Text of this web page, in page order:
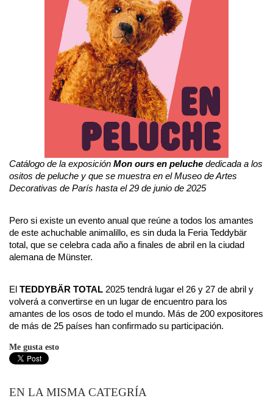
Catálogo de la exposición Mon ours en peluche dedicada a los
ositos de peluche y que se muestra en el Museo de Artes
Decorativas de París hasta el 29 de junio de 2025
Pero si existe un evento anual que reúne a todos los amantes
de este achuchable animalillo, es sin duda la Feria Teddybär
total, que se celebra cada año a finales de abril en la ciudad
alemana de Münster.
El TEDDYBÄR TOTAL 2025 tendrá lugar el 26 y 27 de abril y
volverá a convertirse en un lugar de encuentro para los
amantes de los osos de todo el mundo. Más de 200 expositores
de más de 25 países han confirmado su participación.
Me gusta esto
EN LA MISMA CATEGRÍA